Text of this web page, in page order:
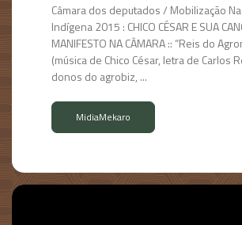
Câmara dos deputados / Mobilização
Indígena 2015 : CHICO CÉSAR E SUA
MANIFESTO NA CÂMARA :: “Reis do
(música de Chico César, letra de Carlos
donos do agrobiz, ...
MidiaMekaro